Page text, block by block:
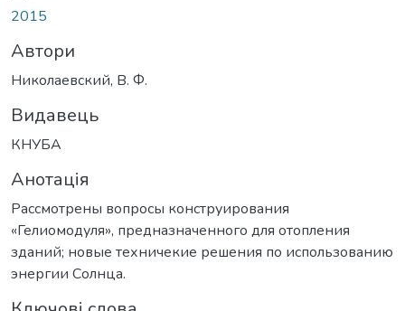
2015
Автори
Николаевский, В. Ф.
Видавець
КНУБА
Анотація
Рассмотрены вопросы конструирования
«Гелиомодуля», предназначенного для отопления
зданий; новые техничекие решения по использованию
энергии Солнца.